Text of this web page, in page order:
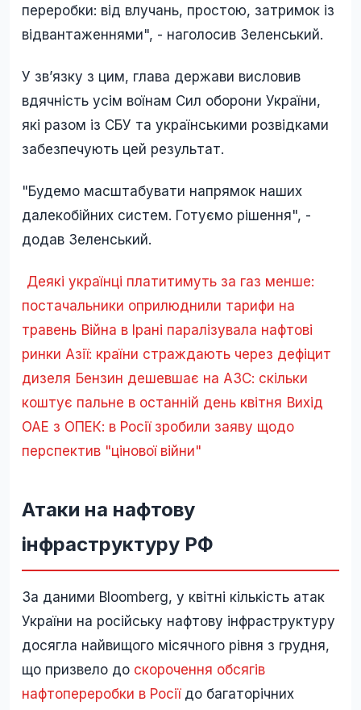
переробки: від влучань, простою, затримок із
відвантаженнями", - наголосив Зеленський.
У зв’язку з цим, глава держави висловив
вдячність усім воїнам Сил оборони України,
які разом із СБУ та українськими розвідками
забезпечують цей результат.
"Будемо масштабувати напрямок наших
далекобійних систем. Готуємо рішення", -
додав Зеленський.
Деякі українці платитимуть за газ менше:
постачальники оприлюднили тарифи на
травень Війна в Ірані паралізувала нафтові
ринки Азії: країни страждають через дефіцит
дизеля Бензин дешевшає на АЗС: скільки
коштує пальне в останній день квітня Вихід
ОАЕ з ОПЕК: в Росії зробили заяву щодо
перспектив "цінової війни"
Атаки на нафтову
інфраструктуру РФ
За даними Bloomberg, у квітні кількість атак
України на російську нафтову інфраструктуру
досягла найвищого місячного рівня з грудня,
що призвело до скорочення обсягів
нафтопереробки в Росіїдо багаторічних